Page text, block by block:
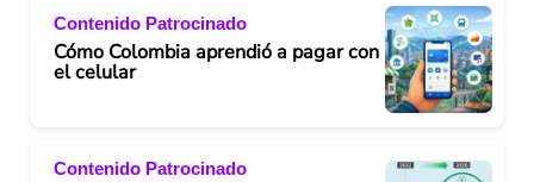
Contenido Patrocinado
Cómo Colombia aprendió a pagar con
el celular
Contenido Patrocinado